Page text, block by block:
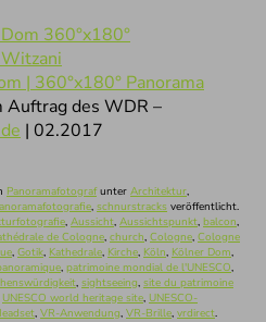
| 360°x180° Panorama
Auftrag des WDR –
| 02.2017
Panoramafotografunter Architektur,
, schnurstracks veröffentlicht.
, Aussicht, Aussichtspunkt, balcon,
de Cologne, church, Cologne, Cologne
, Gotik, Kathedrale, Kirche, Köln, Kölner Dom,
, patrimoine mondial de l'UNESCO,
, sightseeing, site du patrimoine
UNESCO world heritage site, UNESCO-
, VR-Anwendung, VR-Brille, vrdirect.